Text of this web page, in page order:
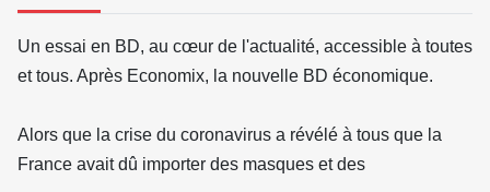
Un essai en BD, au cœur de l'actualité, accessible à toutes
et tous. Après Economix, la nouvelle BD économique.
Alors que la crise du coronavirus a révélé à tous que la
France avait dû importer des masques et des